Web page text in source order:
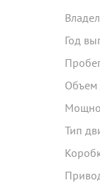
Год
Объем
Тип